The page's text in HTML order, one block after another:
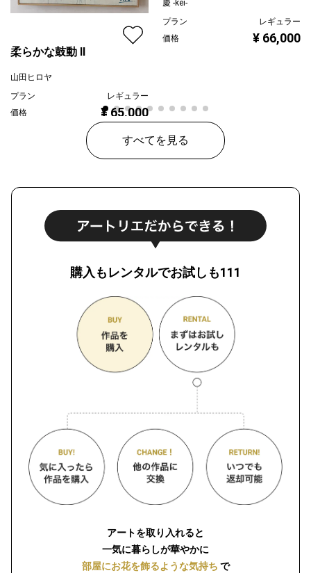
柔らかな鼓動 Ⅱ
山田ヒロヤ
プラン
レギュラー
価格
¥ 65,000
慶 -kei-
プラン
レギュラー
価格
¥ 66,000
すべてを見る
購入もレンタルでお試しも111
アートを取り入れると
一気に暮らしが華やかに
部屋にお花を飾るような気持ち で